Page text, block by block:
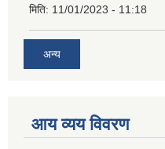
मिति: 11/01/2023 - 11:18
अन्य
आय व्यय विवरण